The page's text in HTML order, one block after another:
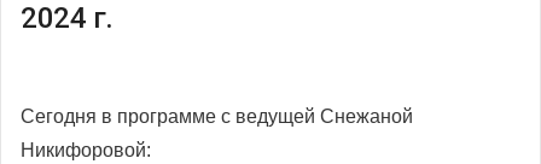
2024 г.
Сегодня в программе с ведущей Снежаной
Никифоровой: